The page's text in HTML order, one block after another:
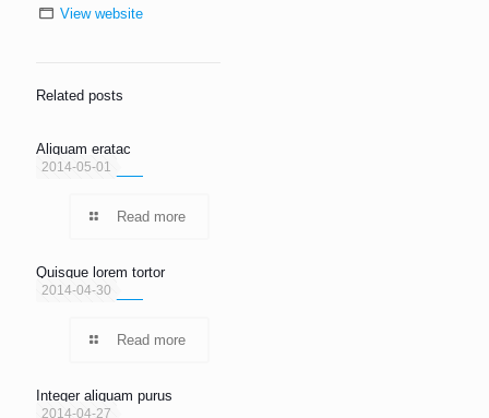
View website
Related posts
2014-05-01
Aliquam eratac
Read more
2014-04-30
Quisque lorem tortor
Read more
2014-04-27
Integer aliquam purus